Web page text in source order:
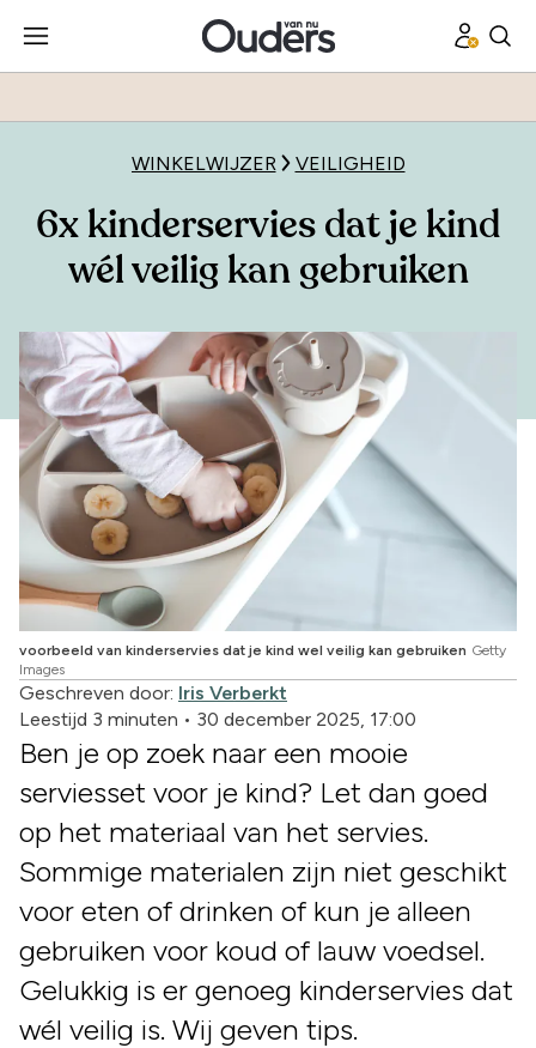
WINKELWIJZER VEILIGHEID
6x kinderservies dat je kind
wél veilig kan gebruiken
voorbeeld van kinderservies dat je kind wel veilig kan gebruiken Getty
Images
Geschreven door: Iris Verberkt
Leestijd 3 minuten • 30 december 2025, 17:00
Ben je op zoek naar een mooie
serviesset voor je kind? Let dan goed
op het materiaal van het servies.
Sommige materialen zijn niet geschikt
voor eten of drinken of kun je alleen
gebruiken voor koud of lauw voedsel.
Gelukkig is er genoeg kinderservies dat
wél veilig is. Wij geven tips.